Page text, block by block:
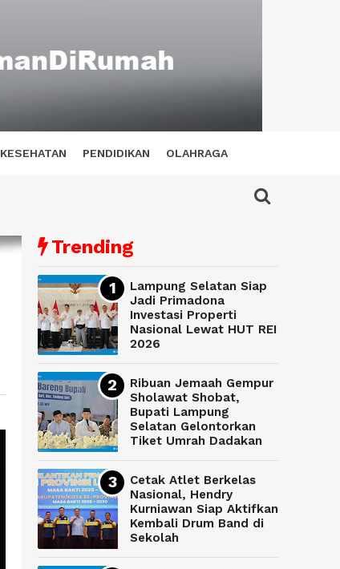
KESEHATAN PENDIDIKAN OLAHRAGA
Trending
Lampung Selatan Siap
Jadi Primadona
Investasi Properti
Nasional Lewat HUT REI
2026
Ribuan Jemaah Gempur
Sholawat Shobat,
Bupati Lampung
Selatan Gelontorkan
Tiket Umrah Dadakan
Cetak Atlet Berkelas
Nasional, Hendry
Kurniawan Siap Aktifkan
Kembali Drum Band di
Sekolah